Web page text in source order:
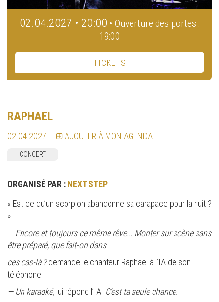
02.04.2027 • 20:00 • Ouverture des portes :
19:00
TICKETS
RAPHAEL
02.04.2027 AJOUTER À MON AGENDA
CONCERT
ORGANISÉ PAR : NEXT STEP
« Est-ce qu’un scorpion abandonne sa carapace pour la nuit ?
»
— Encore et toujours ce même rêve... Monter sur scène sans
être préparé, que fait-on dans
ces cas-là ?demande le chanteur Raphaël à l’IA de son
téléphone.
— Un karaoké, lui répond l’IA. C’est ta seule chance.